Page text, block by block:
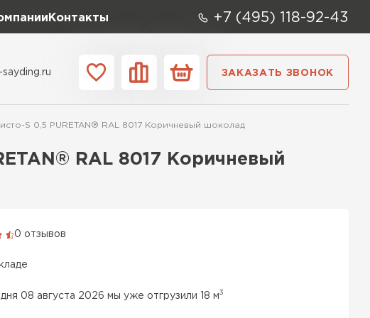
Контакты +7 (495) 118-92-43
Доборные элементы
ЗАКАЗАТЬ ЗВОНОК
S 0,5 PURETAN® RAL 8017 Коричневый шоколад
RAL 8017 Коричневый
0 отзывов
08 августа 2026 мы уже отгрузили 18 м3